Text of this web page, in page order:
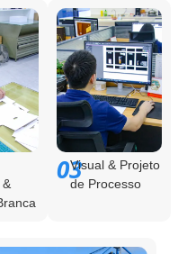
&
03Visual & Projeto
de Processo